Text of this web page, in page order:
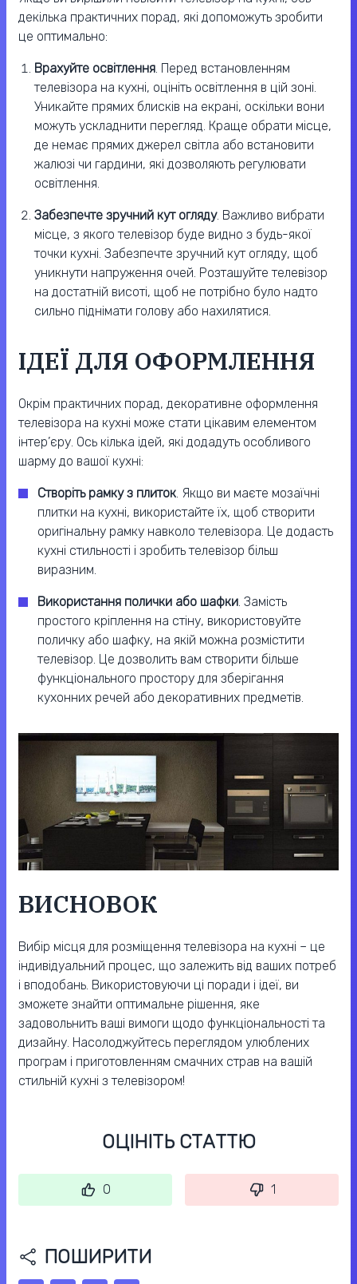
декілька практичних порад, які допоможуть зробити
це оптимально:
Врахуйте освітлення. Перед встановленням
телевізора на кухні, оцініть освітлення в цій зоні.
Уникайте прямих блисків на екрані, оскільки вони
можуть ускладнити перегляд. Краще обрати місце,
де немає прямих джерел світла або встановити
жалюзі чи гардини, які дозволяють регулювати
освітлення.
Забезпечте зручний кут огляду. Важливо вибрати
місце, з якого телевізор буде видно з будь-якої
точки кухні. Забезпечте зручний кут огляду, щоб
уникнути напруження очей. Розташуйте телевізор
на достатній висоті, щоб не потрібно було надто
сильно піднімати голову або нахилятися.
ІДЕЇ ДЛЯ ОФОРМЛЕННЯ
Окрім практичних порад, декоративне оформлення
телевізора на кухні може стати цікавим елементом
інтер’єру. Ось кілька ідей, які додадуть особливого
шарму до вашої кухні:
Створіть рамку з плиток. Якщо ви маєте мозаїчні
плитки на кухні, використайте їх, щоб створити
оригінальну рамку навколо телевізора. Це додасть
кухні стильності і зробить телевізор більш
виразним.
Використання полички або шафки. Замість
простого кріплення на стіну, використовуйте
поличку або шафку, на якій можна розмістити
телевізор. Це дозволить вам створити більше
функціонального простору для зберігання
кухонних речей або декоративних предметів.
ВИСНОВОК
Вибір місця для розміщення телевізора на кухні – це
індивідуальний процес, що залежить від ваших потреб
і вподобань. Використовуючи ці поради і ідеї, ви
зможете знайти оптимальне рішення, яке
задовольнить ваші вимоги щодо функціональності та
дизайну. Насолоджуйтесь переглядом улюблених
програм і приготовленням смачних страв на вашій
стильній кухні з телевізором!
ОЦІНІТЬ СТАТТЮ
0 1
ПОШИРИТИ